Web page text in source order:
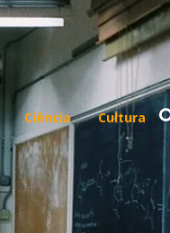
Ciência Cultura